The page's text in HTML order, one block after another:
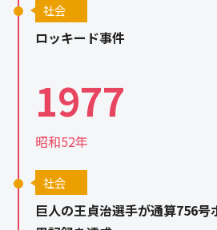
社会
ロッキード事件
1977
昭和52年
社会
巨人の王貞治選手が通算756号